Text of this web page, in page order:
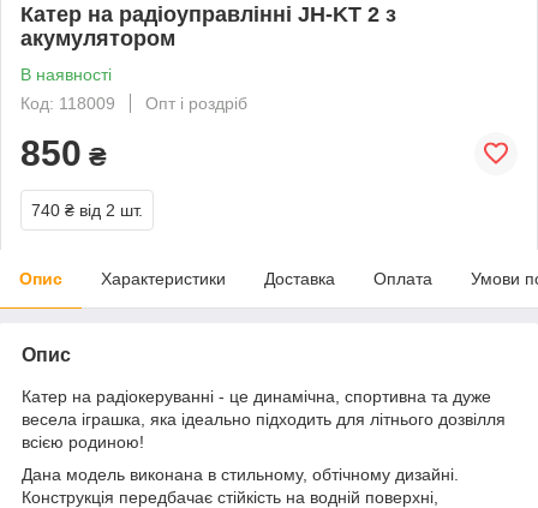
Катер на радіоуправлінні JH-KT 2 з
акумулятором
В наявності
Код: 118009
Опт і роздріб
850 ₴
740 ₴ від 2 шт.
Опис Характеристики Доставка Оплата Умови
Опис
Катер на радіокеруванні - це динамічна, спортивна та дуже
весела іграшка, яка ідеально підходить для літнього дозвілля
всією родиною!
Дана модель виконана в стильному, обтічному дизайні.
Конструкція передбачає стійкість на водній поверхні,